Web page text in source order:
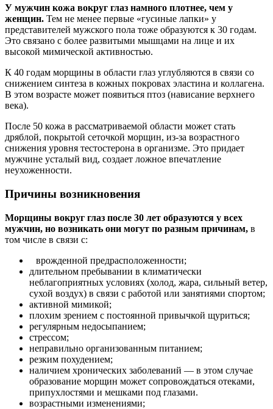
У мужчин кожа вокруг глаз намного плотнее, чем у
женщин. Тем не менее первые «гусиные лапки» у
представителей мужского пола тоже образуются к 30 годам.
Это связано с более развитыми мышцами на лице и их
высокой мимической активностью.
К 40 годам морщины в области глаз углубляются в связи со
снижением синтеза в кожных покровах эластина и коллагена.
В этом возрасте может появиться птоз (нависание верхнего
века).
После 50 кожа в рассматриваемой области может стать
дряблой, покрытой сеточкой морщин, из-за возрастного
снижения уровня тестостерона в организме. Это придает
мужчине усталый вид, создает ложное впечатление
неухоженности.
Причины возникновения
Морщины вокруг глаз после 30 лет образуются у всех
мужчин, но возникать они могут по разным причинам, в
том числе в связи с:
врожденной предрасположенности;
длительном пребывании в климатически
неблагоприятных условиях (холод, жара, сильный ветер,
сухой воздух) в связи с работой или занятиями спортом;
активной мимикой;
плохим зрением с постоянной привычкой щуриться;
регулярным недосыпанием;
стрессом;
неправильно организованным питанием;
резким похудением;
наличием хронических заболеваний — в этом случае
образование морщин может сопровождаться отеками,
припухлостями и мешками под глазами.
возрастными изменениями;